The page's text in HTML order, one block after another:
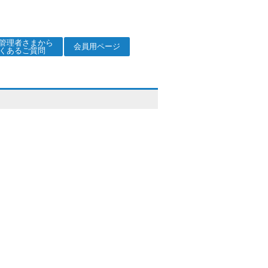
理者さまから
あるご質問
会員用ページ